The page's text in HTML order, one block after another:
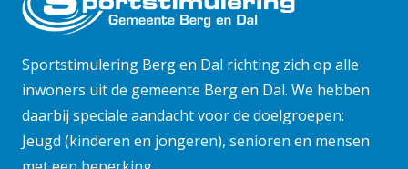
mei 2025
april 2025
maart 2025
februari 2025
januari 2025
november 2024
Sportstimulering Berg en Dal richting zich op alle
inwoners uit de gemeente Berg en Dal. We hebben
daarbij speciale aandacht voor de doelgroepen:
Jeugd (kinderen en jongeren), senioren en mensen